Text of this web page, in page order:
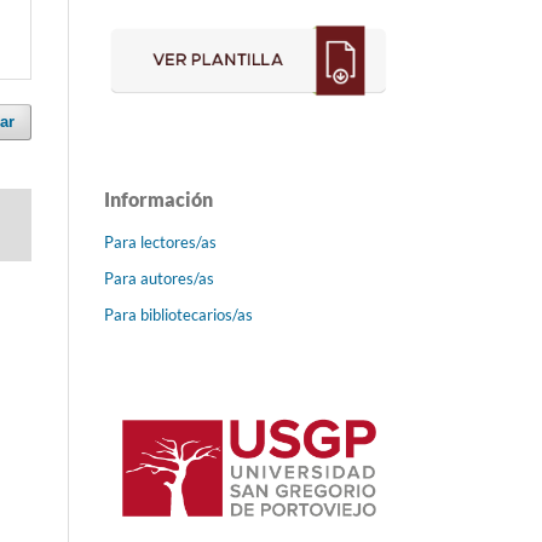
Información
Para lectores/as
Para autores/as
Para bibliotecarios/as